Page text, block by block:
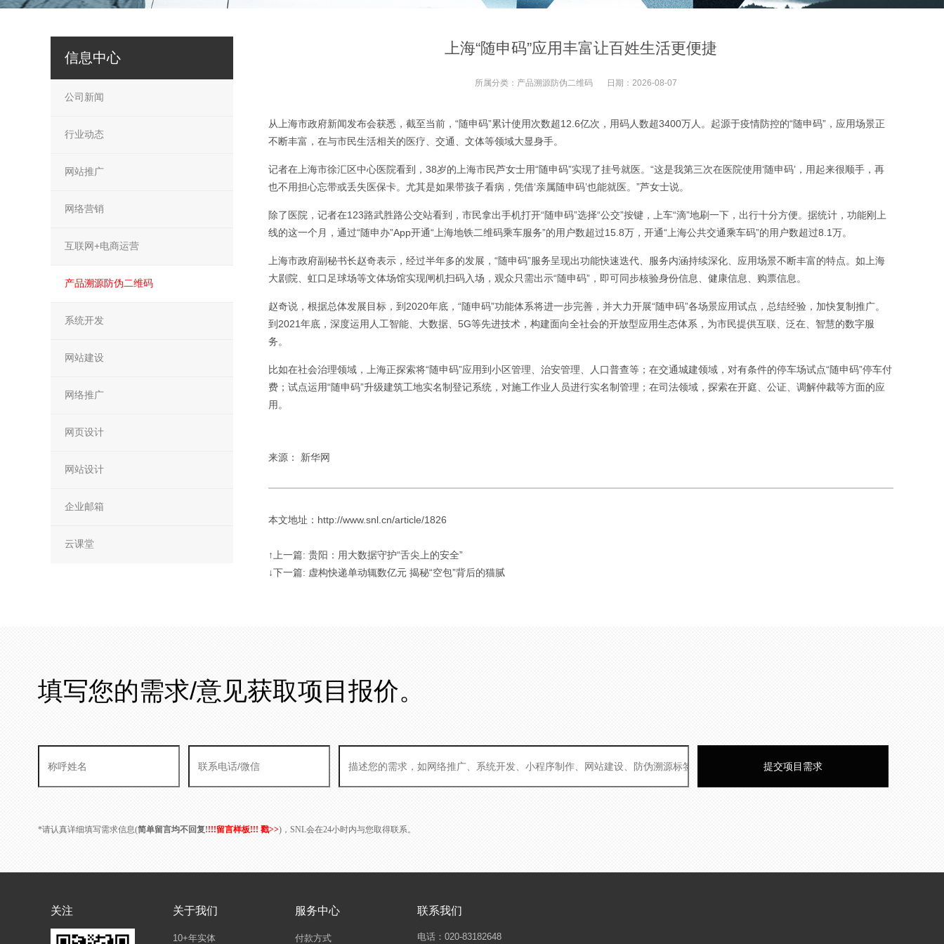
上海“随申码”应用丰富让百姓生活更便捷
所属分类： 产品溯源防伪二维码 日期： 2026-08-07
从上海市政府新闻发布会获悉，截至当前，“随申码”累计使用次数超12.6亿次，用码人数超3400万人。起源于疫情防控的“随申码”，应用场景正
不断丰富，在与市民生活相关的医疗、交通、文体等领域大显身手。
记者在上海市徐汇区中心医院看到，38岁的上海市民芦女士用“随申码”实现了挂号就医。“这是我第三次在医院使用‘随申码’，用起来很顺手，再
也不用担心忘带或丢失医保卡。尤其是如果带孩子看病，凭借‘亲属随申码’也能就医。”芦女士说。
除了医院，记者在123路武胜路公交站看到，市民拿出手机打开“随申码”选择“公交”按键，上车“滴”地刷一下，出行十分方便。据统计，功能刚上
线的这一个月，通过“随申办”App开通“上海地铁二维码乘车服务”的用户数超过15.8万，开通“上海公共交通乘车码”的用户数超过8.1万。
上海市政府副秘书长赵奇表示，经过半年多的发展，“随申码”服务呈现出功能快速迭代、服务内涵持续深化、应用场景不断丰富的特点。如上海
大剧院、虹口足球场等文体场馆实现闸机扫码入场，观众只需出示“随申码”，即可同步核验身份信息、健康信息、购票信息。
赵奇说，根据总体发展目标，到2020年底，“随申码”功能体系将进一步完善，并大力开展“随申码”各场景应用试点，总结经验，加快复制推广。
到2021年底，深度运用人工智能、大数据、5G等先进技术，构建面向全社会的开放型应用生态体系，为市民提供互联、泛在、智慧的数字服
务。
比如在社会治理领域，上海正探索将“随申码”应用到小区管理、治安管理、人口普查等；在交通城建领域，对有条件的停车场试点“随申码”停车付
费；试点运用“随申码”升级建筑工地实名制登记系统，对施工作业人员进行实名制管理；在司法领域，探索在开庭、公证、调解仲裁等方面的应
用。
来源： 新华网
本文地址：http://www.snl.cn/article/1826
↑上一篇: 贵阳：用大数据守护“舌尖上的安全”
↓下一篇: 虚构快递单动辄数亿元 揭秘“空包”背后的猫腻
信息中心
公司新闻
行业动态
网站推广
网络营销
互联网+电商运营
产品溯源防伪二维码
系统开发
网站建设
网络推广
网页设计
网站设计
企业邮箱
云课堂
填写您的需求/意见获取项目报价。
*请认真详细填写需求信息(简单留言均不回复!!!!留言样板!!! 戳>>)，SNL会在24小时内与您取得联系。
关注 关于我们
10+年实体
服务中心
付款方式
联系我们
电话：020-83182648